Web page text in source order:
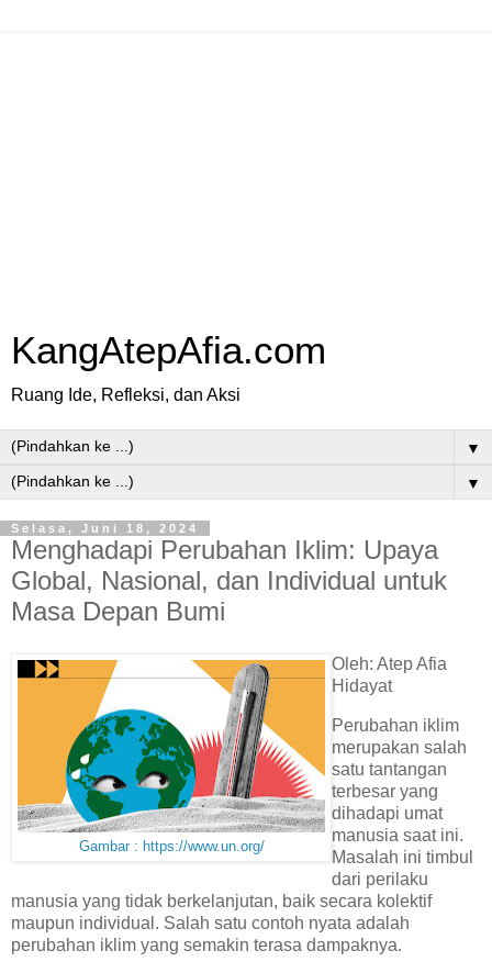
KangAtepAfia.com
Ruang Ide, Refleksi, dan Aksi
▼
▼
Selasa, Juni 18, 2024
Menghadapi Perubahan Iklim: Upaya
Global, Nasional, dan Individual untuk
Masa Depan Bumi
Gambar : https://www.un.org/
Oleh: Atep Afia
Hidayat
Perubahan iklim
merupakan salah
satu tantangan
terbesar yang
dihadapi umat
manusia saat ini.
Masalah ini timbul
dari perilaku
manusia yang tidak berkelanjutan, baik secara kolektif
maupun individual. Salah satu contoh nyata adalah
perubahan iklim yang semakin terasa dampaknya.